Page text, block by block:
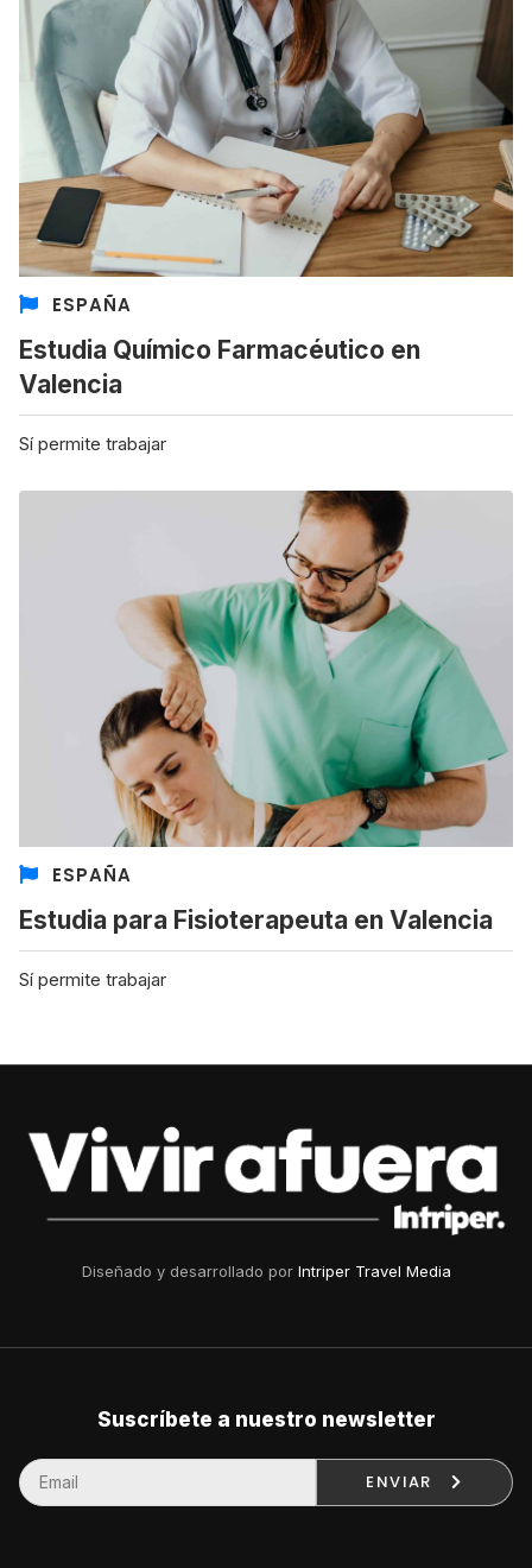
ESPAÑA
Estudia Químico Farmacéutico en
Valencia
Sí permite trabajar
ESPAÑA
Estudia para Fisioterapeuta en Valencia
Sí permite trabajar
Diseñado y desarrollado por Intriper Travel Media
Suscríbete a nuestro newsletter
ENVIAR